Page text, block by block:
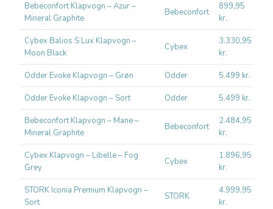
Bebeconfort Klapvogn – Azur –
Mineral Graphite
Bebeconfort
899,95
kr.
Cybex Balios S Lux Klapvogn –
Moon Black
Cybex
3.330,95
kr.
Odder Evoke Klapvogn – Grøn Odder 5.499 kr.
Odder Evoke Klapvogn – Sort Odder 5.499 kr.
Bebeconfort Klapvogn – Mane –
Mineral Graphite
Bebeconfort
2.484,95
kr.
Cybex Klapvogn – Libelle – Fog
Grey
Cybex
1.896,95
kr.
STORK Iconia Premium Klapvogn –
Sort
STORK
4.999,95
kr.